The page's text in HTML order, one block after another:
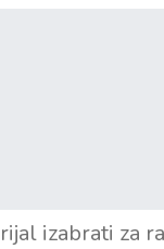
izabrati za